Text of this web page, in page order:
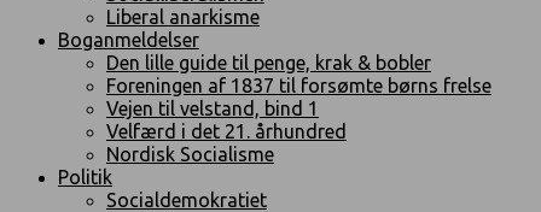
Liberal anarkisme
Boganmeldelser
Den lille guide til penge, krak & bobler
Foreningen af 1837 til forsømte børns frelse
Vejen til velstand, bind 1
Velfærd i det 21. århundred
Nordisk Socialisme
Politik
Socialdemokratiet